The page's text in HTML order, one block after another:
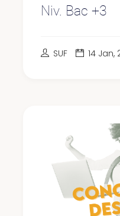
Niv. Bac +3
SUF 14 Jan,